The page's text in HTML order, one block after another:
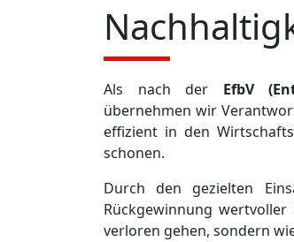
Als nach der EfbV
übernehmen wir
effizient in den
schonen.
Durch den gezielten
Rückgewinnung
verloren gehen, sondern